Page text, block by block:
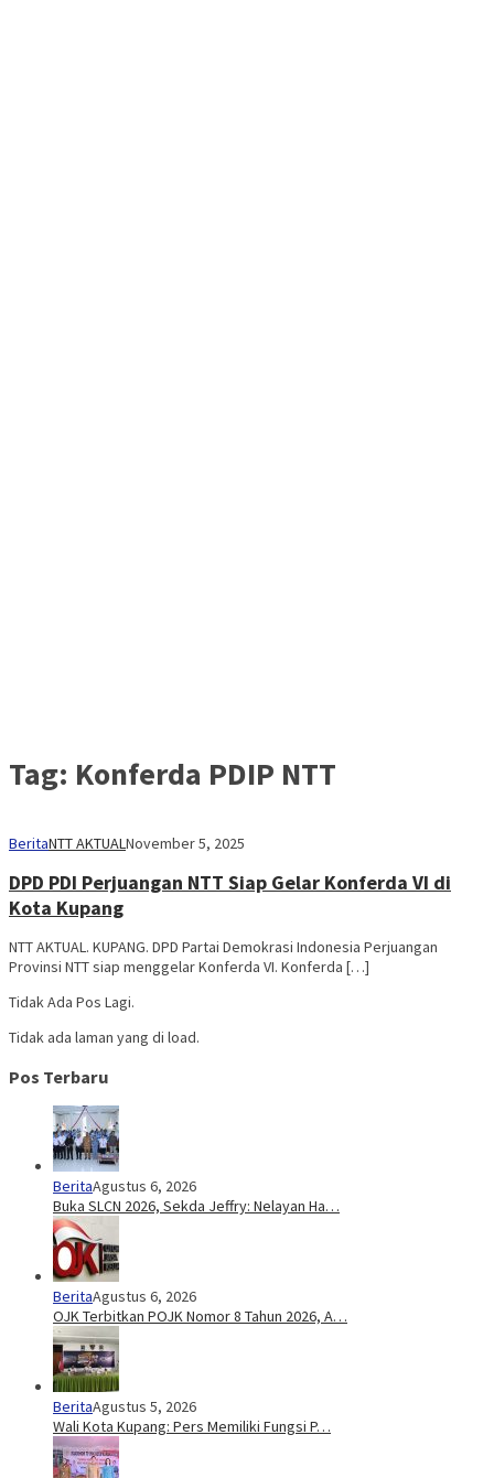
Tag: Konferda PDIP NTT
BeritaNTT AKTUALNovember 5, 2025
DPD PDI Perjuangan NTT Siap Gelar Konferda VI di
Kota Kupang
NTT AKTUAL. KUPANG. DPD Partai Demokrasi Indonesia Perjuangan
Provinsi NTT siap menggelar Konferda VI. Konferda […]
Tidak Ada Pos Lagi.
Tidak ada laman yang di load.
Pos Terbaru
BeritaAgustus 6, 2026
Buka SLCN 2026, Sekda Jeffry: Nelayan Ha…
BeritaAgustus 6, 2026
OJK Terbitkan POJK Nomor 8 Tahun 2026, A…
BeritaAgustus 5, 2026
Wali Kota Kupang: Pers Memiliki Fungsi P…